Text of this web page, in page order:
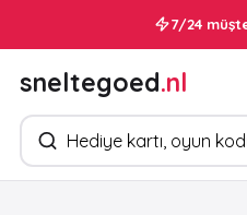
7/24
sneltegoed.nl
Ürün arayın